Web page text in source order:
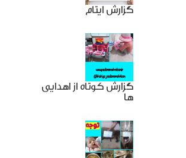
گزارش ایتام
گزارش کوتاه از اهدایی
ها